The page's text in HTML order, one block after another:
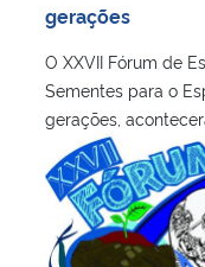
Secretaria de Governo
Gabinete de Segurança
Advocacia-Geral da União
gerações
O XXVII Fórum de
Sementes para o
gerações,